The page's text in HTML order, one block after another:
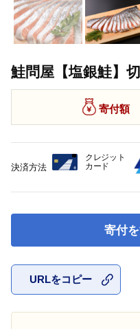
鮭問屋【塩銀鮭】
寄付額
寄付
URLをコピー
決済方法
クレジット
カード